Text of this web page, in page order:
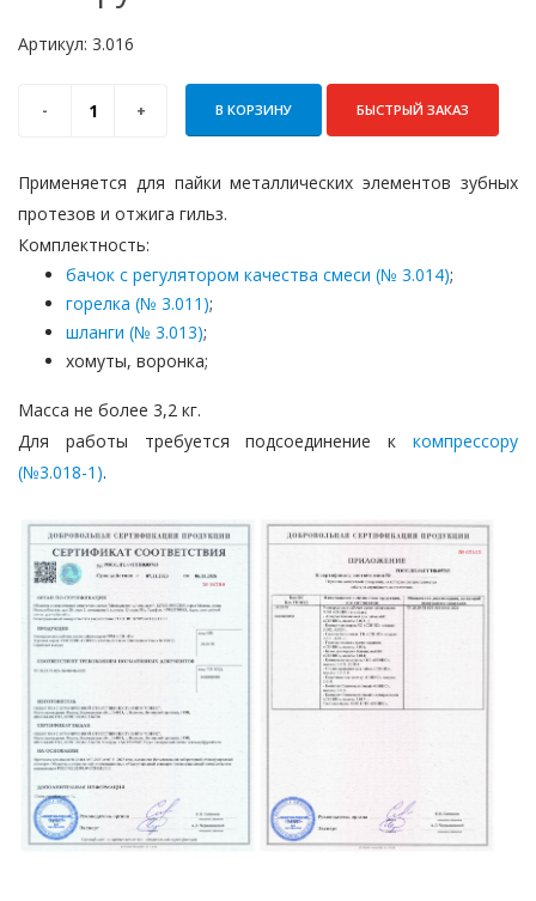
Артикул: 3.016
В КОРЗИНУ БЫСТРЫЙ ЗАКАЗ
Применяется для пайки металлических элементов зубных
протезов и отжига гильз.
Комплектность:
бачок с регулятором качества смеси (№ 3.014);
горелка (№ 3.011);
шланги (№ 3.013);
хомуты, воронка;
Масса не более 3,2 кг.
Для работы требуется подсоединение к компрессору
(№3.018-1).